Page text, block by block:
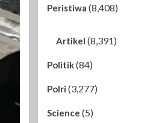
Peristiwa (8,408)
Artikel (8,391)
Politik(84)
Polri (3,277)
Science (5)